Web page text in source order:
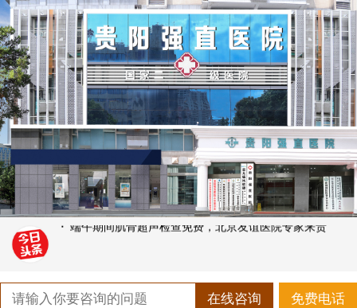
·
如何正确认识强直性脊柱炎？
患者福音！北京积水潭医院黄彦弘教授联合贵阳强直
· 贵阳类风湿专科医院有哪些 治疗类风湿有哪些好的
·
新妈妈为什么会易得产后风湿？
· 端午期间肌骨超声检查免费，北京友谊医院专家来贵
在线咨询 免费电话